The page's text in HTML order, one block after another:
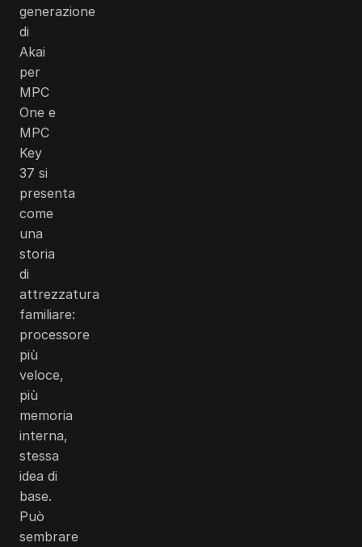
generazione
di
Akai
per
MPC
One e
MPC
Key
37 si
presenta
come
una
storia
di
attrezzatura
familiare:
processore
più
veloce,
più
memoria
interna,
stessa
idea di
base.
Può
sembrare